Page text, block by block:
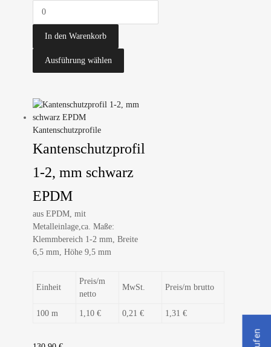
In den Warenkorb
Ausführung wählen
Kantenschutzprofile
Kantenschutzprofil
1-2, mm schwarz
EPDM
aus EPDM, mit
Metalleinlage,ca. Maße:
Klemmbereich 1-2 mm, Breite
6,5 mm, Höhe 9,5 mm
Einheit
Preis/m
netto
MwSt. Preis/m brutto
100 m 1,10 € 0,21 € 1,31 €